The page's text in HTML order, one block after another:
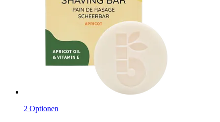
2 Optionen